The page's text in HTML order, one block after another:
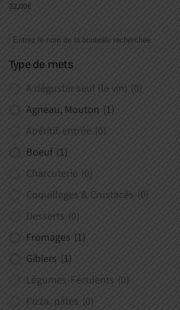
22,00€
Type de mets
A déguster seul (le vin) (0)
Agneau, Mouton (1)
Apéritif, entrée (0)
Boeuf (1)
Charcuterie (0)
Coquillages & Crustacés (0)
Desserts (0)
Fromages (1)
Gibiers (1)
Légumes-Féculents (0)
Pizza, pâtes (0)